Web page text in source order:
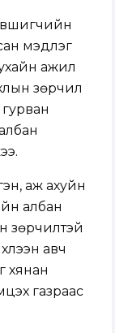
мэдүүлэг
ажил
зөрчил
гурван
аж ахуйн
албан
зөрчилтэй
авч
хянан
газраас